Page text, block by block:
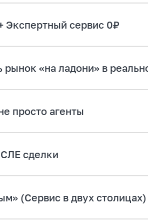
Леруа Мерлен можно доехать за 5
Экспертный сервис 0₽
рынок «на ладони» в
просто агенты
сделки
(Сервис в двух столицах)